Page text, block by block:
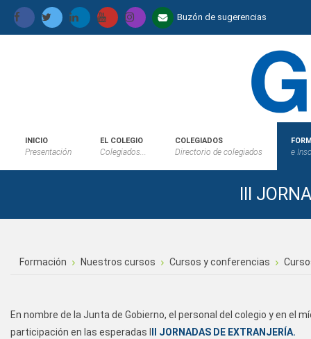
Buzón de sugerencias
INICIO
Presentación
EL COLEGIO
Colegiados...
COLEGIADOS
Directorio de colegiados e
Formación Nuestros cursos Cursos y conferencias
III
En nombre de la Junta de Gobierno, el personal del colegio y en
participación en las esperadas I
II JORNADAS DE EXTRANJERÍA.